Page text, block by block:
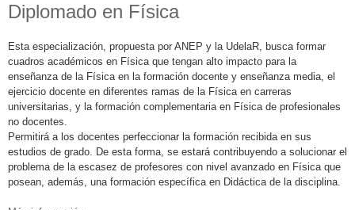
Diplomado en Física
Esta especialización, propuesta por ANEP y la UdelaR, busca formar
cuadros académicos en Física que tengan alto impacto para la
enseñanza de la Física en la formación docente y enseñanza media, el
ejercicio docente en diferentes ramas de la Física en carreras
universitarias, y la formación complementaria en Física de profesionales
no docentes.
Permitirá a los docentes perfeccionar la formación recibida en sus
estudios de grado. De esta forma, se estará contribuyendo a solucionar el
problema de la escasez de profesores con nivel avanzado en Física que
posean, además, una formación específica en Didáctica de la disciplina.